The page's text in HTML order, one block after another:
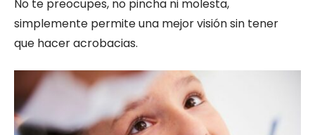
No te preocupes, no pincha ni molesta,
simplemente permite una mejor visión sin tener
que hacer acrobacias.